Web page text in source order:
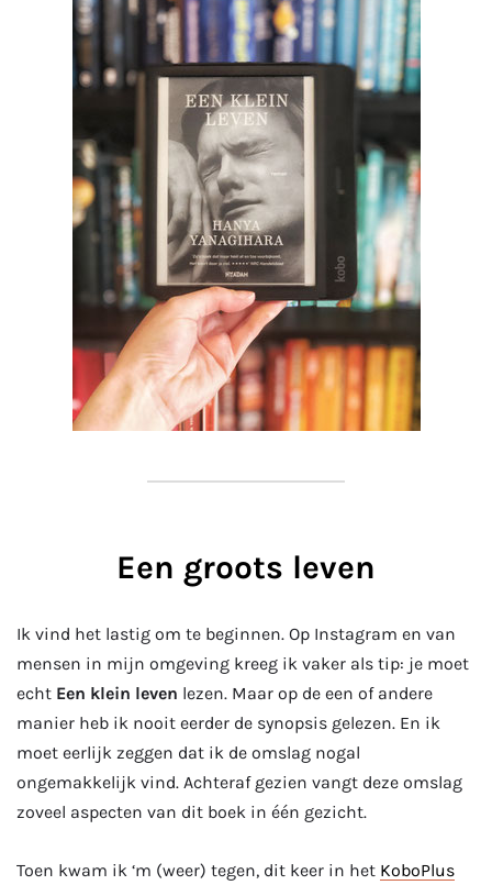
Een groots leven
Ik vind het lastig om te beginnen. Op Instagram en van
mensen in mijn omgeving kreeg ik vaker als tip: je moet
echt Een klein leven lezen. Maar op de een of andere
manier heb ik nooit eerder de synopsis gelezen. En ik
moet eerlijk zeggen dat ik de omslag nogal
ongemakkelijk vind. Achteraf gezien vangt deze omslag
zoveel aspecten van dit boek in één gezicht.
Toen kwam ik ‘m (weer) tegen, dit keer in het KoboPlus